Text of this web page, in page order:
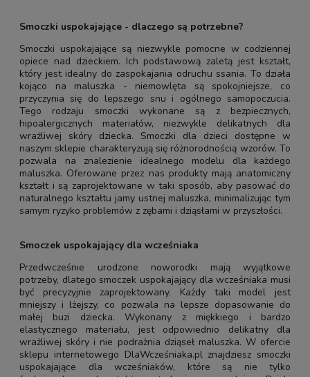
Smoczki uspokajające - dlaczego są potrzebne?
Smoczki uspokajające są niezwykle pomocne w codziennej
opiece nad dzieckiem. Ich podstawową zaletą jest kształt,
który jest idealny do zaspokajania odruchu ssania. To działa
kojąco na maluszka - niemowlęta są spokojniejsze, co
przyczynia się do lepszego snu i ogólnego samopoczucia.
Tego rodzaju smoczki wykonane są z bezpiecznych,
hipoalergicznych materiałów, niezwykle delikatnych dla
wrażliwej skóry dziecka. Smoczki dla dzieci dostępne w
naszym sklepie charakteryzują się różnorodnością wzorów. To
pozwala na znalezienie idealnego modelu dla każdego
maluszka. Oferowane przez nas produkty mają anatomiczny
kształt i są zaprojektowane w taki sposób, aby pasować do
naturalnego kształtu jamy ustnej maluszka, minimalizując tym
samym ryzyko problemów z zębami i dziąsłami w przyszłości.
Smoczek uspokajający dla wcześniaka
Przedwcześnie urodzone noworodki mają wyjątkowe
potrzeby, dlatego smoczek uspokajający dla wcześniaka musi
być precyzyjnie zaprojektowany. Każdy taki model jest
mniejszy i lżejszy, co pozwala na lepsze dopasowanie do
małej buzi dziecka. Wykonany z miękkiego i bardzo
elastycznego materiału, jest odpowiednio delikatny dla
wrażliwej skóry i nie podrażnia dziąseł maluszka. W ofercie
sklepu internetowego DlaWcześniaka.pl znajdziesz smoczki
uspokajające dla wcześniaków, które są nie tylko